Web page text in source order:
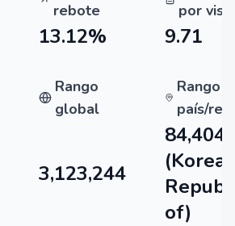
rebote
por
13.12% 9.71
Rango
global
Rango
país/
3,123,244
84,404
(Korea,
of)